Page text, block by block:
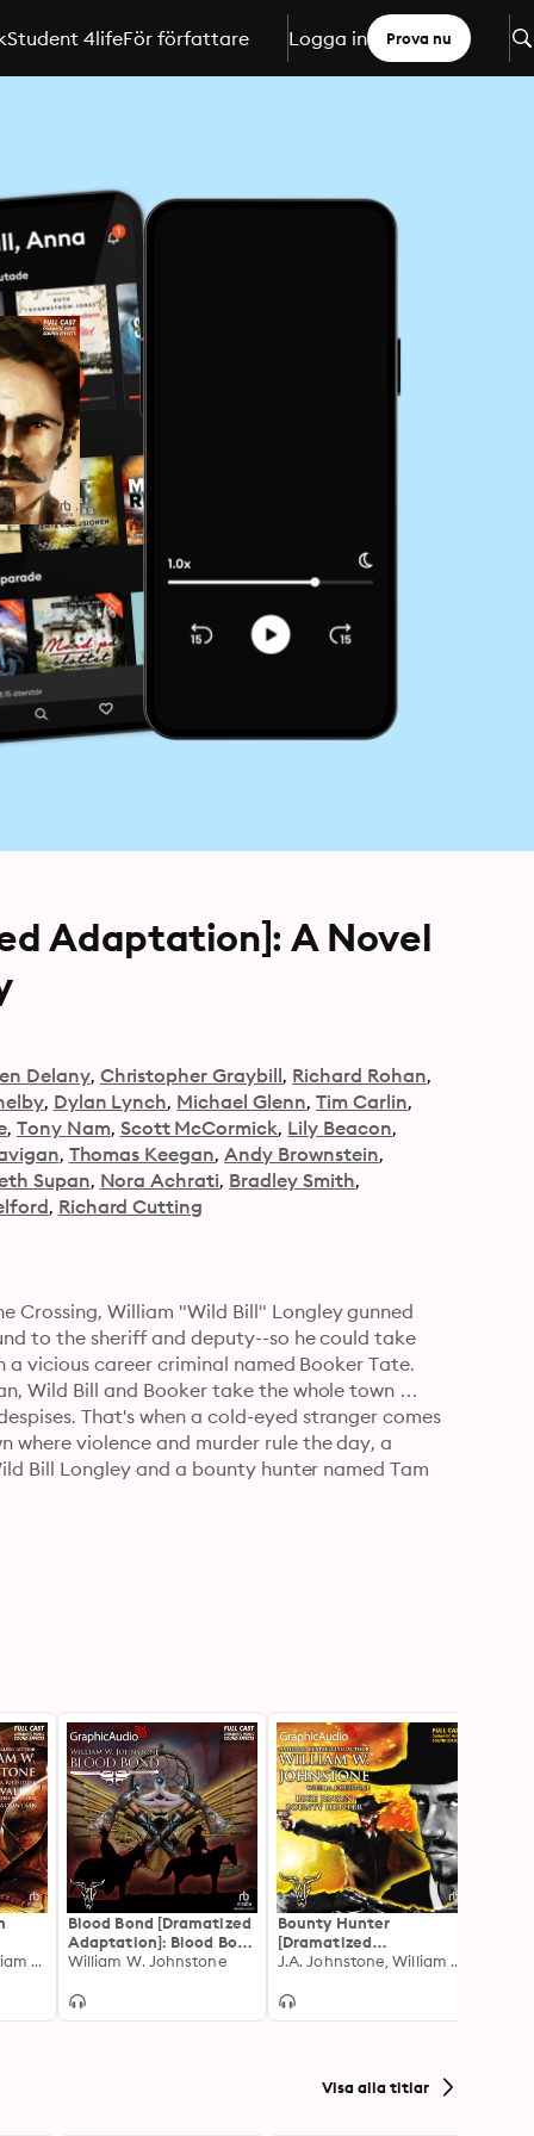
Student 4lifeFör författare Logga in Prova nu
Adaptation]: A Novel
Delany Christopher Graybill Richard Rohan
Dylan Lynch Michael Glenn Tim Carlin
Tony Nam Scott McCormick Lily Beacon
Thomas Keegan Andy Brownstein
Supan Nora Achrati Bradley Smith
Richard Cutting
Crossing, William "Wild Bill" Longley gunned
to the sheriff and deputy--so he could take
vicious career criminal named Booker Tate.
Wild Bill and Booker take the whole town
That's when a cold-eyed stranger comes
where violence and murder rule the day, a
Bill Longley and a bounty hunter named Tam
J.A. Johnstone, William W. Johnstone
Blood Bond [Dramatized
Adaptation]: Blood Bond
1
William W. Johnstone
Bounty Hunter
[Dramatized
Adaptation]: Luke
J.A. Johnstone, William W. Johnstone
Visa alla titlar